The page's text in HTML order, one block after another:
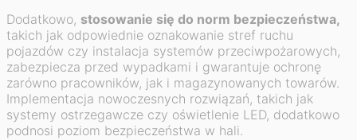
Dodatkowo, stosowanie się do norm bezpieczeństwa,
takich jak odpowiednie oznakowanie stref ruchu
pojazdów czy instalacja systemów przeciwpożarowych,
zabezpiecza przed wypadkami i gwarantuje ochronę
zarówno pracowników, jak i magazynowanych towarów.
Implementacja nowoczesnych rozwiązań, takich jak
systemy ostrzegawcze czy oświetlenie LED, dodatkowo
podnosi poziom bezpieczeństwa w hali.